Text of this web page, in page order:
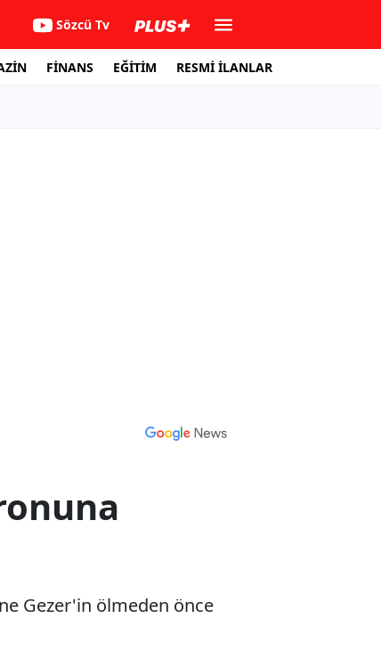
Sözcü Tv
FİNANS EĞİTİM RESMİ İLANLAR
Gezer'in ölmeden önce